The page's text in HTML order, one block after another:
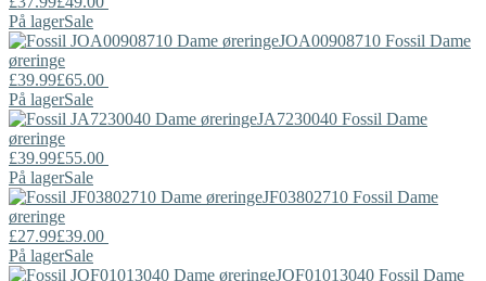
På lagerSale
JOA00908710 Fossil Dame
øreringe
£39.99£65.00
På lagerSale
JA7230040 Fossil Dame
øreringe
£39.99£55.00
På lagerSale
JF03802710 Fossil Dame
øreringe
£27.99£39.00
På lagerSale
JOF01013040 Fossil Dame